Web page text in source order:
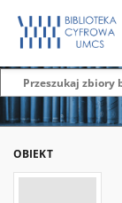
OBIEKT